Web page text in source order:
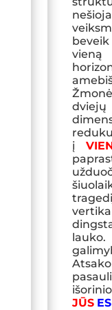
į
JŪS